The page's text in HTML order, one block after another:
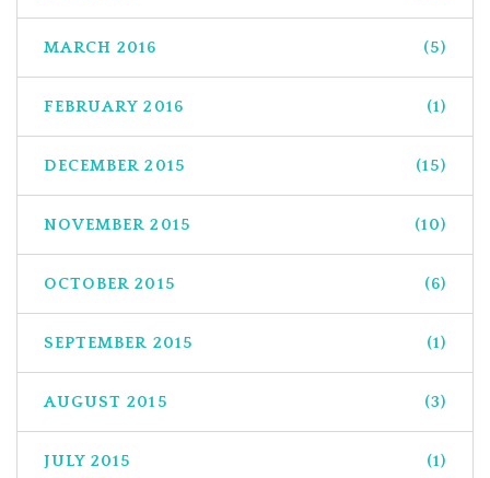
MARCH 2016 (5)
FEBRUARY 2016 (1)
DECEMBER 2015 (15)
NOVEMBER 2015 (10)
OCTOBER 2015 (6)
SEPTEMBER 2015 (1)
AUGUST 2015 (3)
JULY 2015 (1)